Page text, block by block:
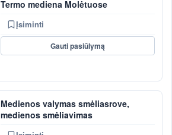
Termo mediena Molėtuose
Įsiminti
Gauti pasiūlymą
Medienos valymas smėliasrove,
medienos smėliavimas